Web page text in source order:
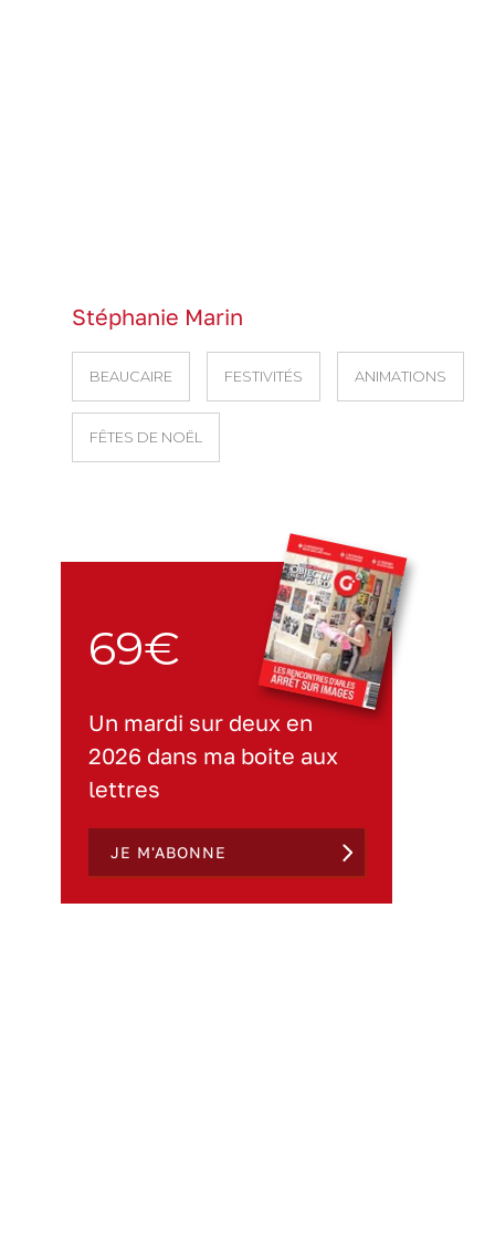
Stéphanie Marin
BEAUCAIRE FESTIVITÉS ANIMATIONS
FÊTES DE NOËL
69€
Un mardi sur deux en
2026 dans ma boite aux
lettres
JE M'ABONNE